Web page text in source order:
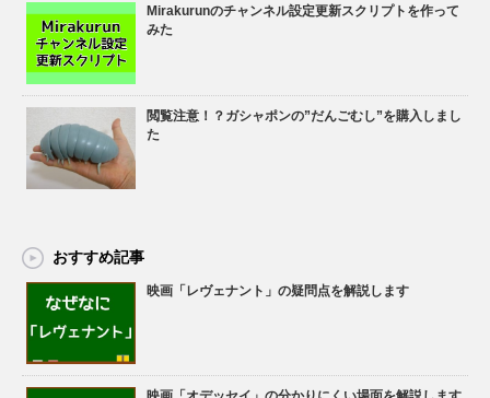
Mirakurunのチャンネル設定更新スクリプトを作って
みた
閲覧注意！？ガシャポンの”だんごむし”を購入しまし
た
おすすめ記事
映画「レヴェナント」の疑問点を解説します